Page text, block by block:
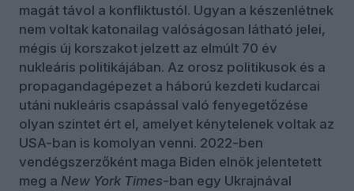
magát távol a konfliktustól. Ugyan a készenlétnek
nem voltak katonailag valóságosan látható jelei,
mégis új korszakot jelzett az elmúlt 70 év
nukleáris politikájában. Az orosz politikusok és a
propagandagépezet a háború kezdeti kudarcai
utáni nukleáris csapással való fenyegetőzése
olyan szintet ért el, amelyet kénytelenek voltak az
USA-ban is komolyan venni. 2022-ben
vendégszerzőként maga Biden elnök jelentetett
meg a New York Times-ban egy Ukrajnával